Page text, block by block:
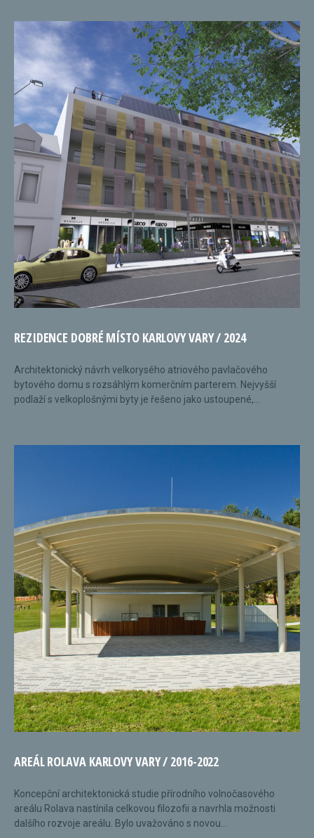
REZIDENCE DOBRÉ MÍSTO KARLOVY VARY / 2024
Architektonický návrh velkorysého atriového pavlačového
bytového domu s rozsáhlým komerčním parterem. Nejvyšší
podlaží s velkoplošnými byty je řešeno jako ustoupené,...
AREÁL ROLAVA KARLOVY VARY / 2016-2022
Koncepční architektonická studie přírodního volnočasového
areálu Rolava nastínila celkovou filozofii a navrhla možnosti
dalšího rozvoje areálu. Bylo uvažováno s novou...